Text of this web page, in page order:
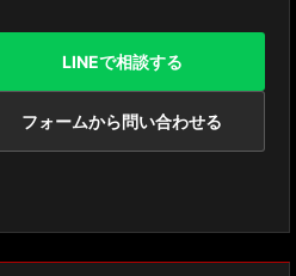
LINEで相談する
フォームから問い合わせる